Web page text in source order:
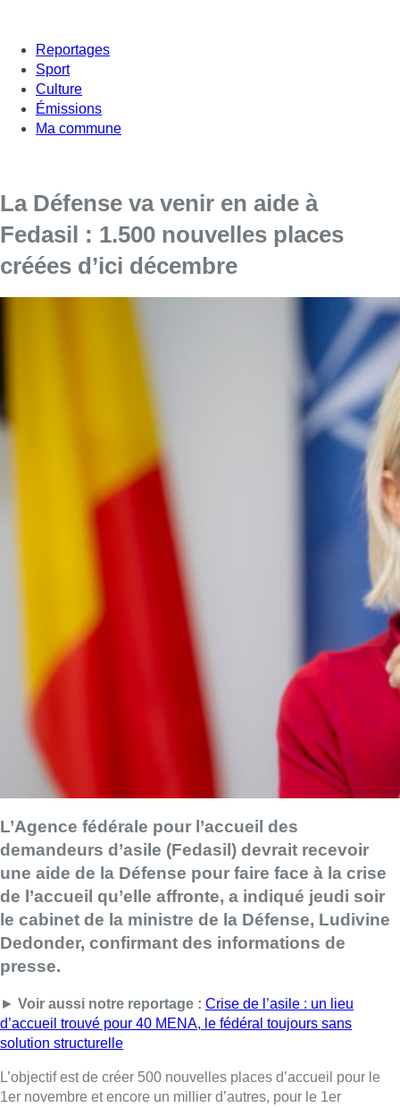
Reportages
Sport
Culture
Émissions
Ma commune
La Défense va venir en aide à
Fedasil : 1.500 nouvelles places
créées d’ici décembre
L’Agence fédérale pour l’accueil des
demandeurs d’asile (Fedasil) devrait recevoir
une aide de la Défense pour faire face à la crise
de l’accueil qu’elle affronte, a indiqué jeudi soir
le cabinet de la ministre de la Défense, Ludivine
Dedonder, confirmant des informations de
presse.
► Voir aussi notre reportage : Crise de l’asile : un lieu
d’accueil trouvé pour 40 MENA, le fédéral toujours sans
solution structurelle
L’objectif est de créer 500 nouvelles places d’accueil pour le
1er novembre et encore un millier d’autres, pour le 1er